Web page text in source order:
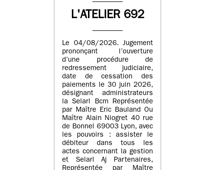
L'ATELIER 692
Le 04/08/2026. Jugement
prononçant l’ouverture
d’une procédure de
redressement judiciaire,
date de cessation des
paiements le 30 juin 2026,
désignant administrateurs
la Selarl Bcm Représentée
par Maître Eric Bauland Ou
Maître Alain Niogret 40 rue
de Bonnel 69003 Lyon, avec
les pouvoirs : assister le
débiteur dans tous les
actes concernant la gestion
et Selarl Aj Partenaires,